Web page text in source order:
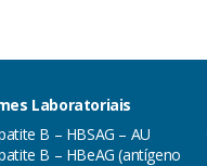
Laboratoriais
B – HBSAG – AU
B – HBeAG (antígeno